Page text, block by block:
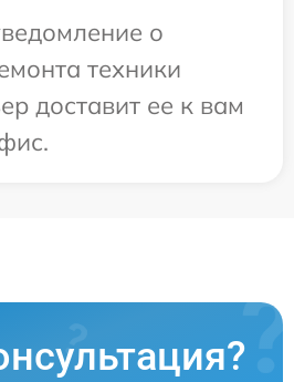
о
техники
доставит ее к вам